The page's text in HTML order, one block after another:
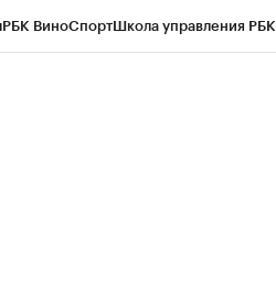
РБК ВиноСпортШкола управления РБК